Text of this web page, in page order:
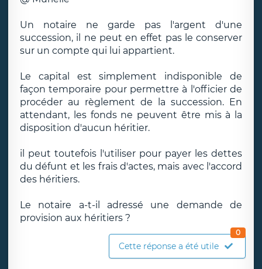
Un notaire ne garde pas l'argent d'une
succession, il ne peut en effet pas le conserver
sur un compte qui lui appartient.
Le capital est simplement indisponible de
façon temporaire pour permettre à l'officier de
procéder au règlement de la succession. En
attendant, les fonds ne peuvent être mis à la
disposition d'aucun héritier.
il peut toutefois l'utiliser pour payer les dettes
du défunt et les frais d'actes, mais avec l'accord
des héritiers.
Le notaire a-t-il adressé une demande de
provision aux héritiers ?
Cette réponse a été utile
0